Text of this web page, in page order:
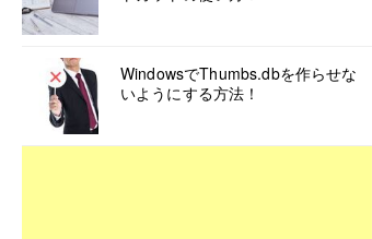
WindowsでThumbs.dbを作らせな
いようにする方法！